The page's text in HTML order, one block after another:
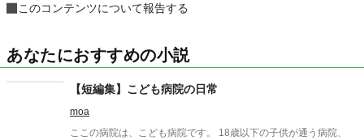
このコンテンツについて報告する
あなたにおすすめの小説
【短編集】こども病院の日常
moa
ここの病院は、こども病院です。 18歳以下の子供が通う病院、